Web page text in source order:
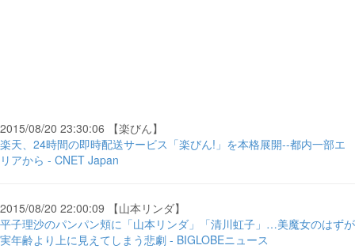
2015/08/20 23:30:06 【楽びん】
楽天、24時間の即時配送サービス「楽びん!」を本格展開--都内一部エ
リアから - CNET Japan
2015/08/20 22:00:09 【山本リンダ】
平子理沙のパンパン頬に「山本リンダ」「清川虹子」…美魔女のはずが
実年齢より上に見えてしまう悲劇 - BIGLOBEニュース